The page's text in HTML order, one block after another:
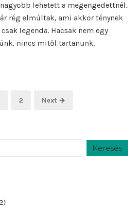
lehetett a megengedettnél.
rég elmúltak, ami akkor ténynek
legenda. Hacsak nem egy
nincs mitől tartanunk.
Page
2 Next →
Keresés